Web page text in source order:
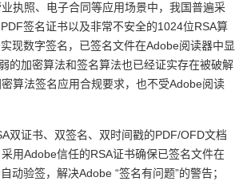
执照、电子合同等应用场景中，我国普遍采
签名证书以及非常不安全的1024位RSA算
现数字签名，已签名文件在Adobe阅读器中显
的加密算法和签名算法也已经证实存在被破解
算法签名应用合规要求，也不受Adobe阅读
双证书、双签名、双时间戳的PDF/OFD文档
用Adobe信任的RSA证书确保已签名文件在
动验签，解决Adobe “签名有问题”的警告；